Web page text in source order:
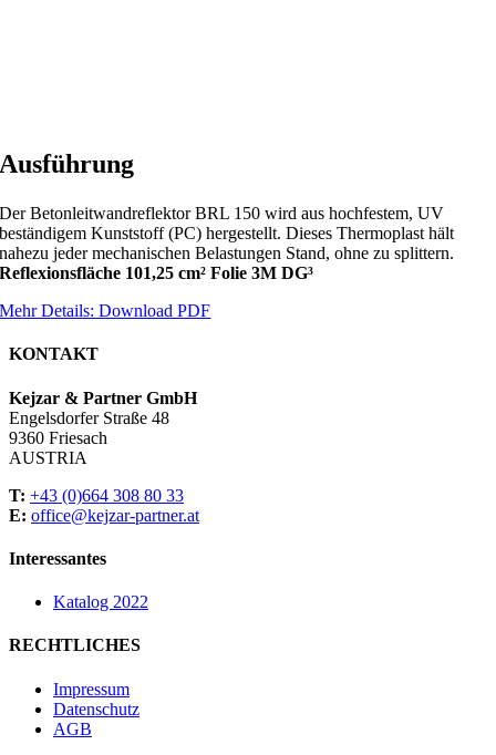
Ausführung
Der Betonleitwandreflektor BRL 150 wird aus hochfestem, UV
beständigem Kunststoff (PC) hergestellt. Dieses Thermoplast hält
nahezu jeder mechanischen Belastungen Stand, ohne zu splittern.
Reflexionsfläche 101,25 cm² Folie 3M DG³
Mehr Details: Download PDF
KONTAKT
Kejzar & Partner GmbH
Engelsdorfer Straße 48
9360 Friesach
AUSTRIA
T: +43 (0)664 308 80 33
E: office@kejzar-partner.at
Interessantes
Katalog 2022
RECHTLICHES
Impressum
Datenschutz
AGB